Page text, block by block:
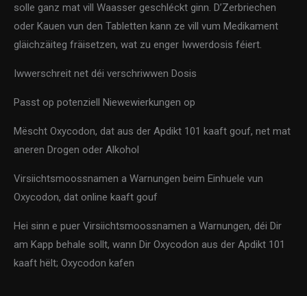
solle ganz mat vill Waasser geschléckt ginn. D’Zerbriechen
oder Kauen vun den Tabletten kann ze vill vum Medikament
gläichzäiteg fräisetzen, wat zu enger Iwwerdosis féiert.
Iwwerschreit net déi verschriwwen Dosis
Passt op potenziell Niewewierkungen op
Mëscht Oxycodon, dat aus der Apdikt 101 kaaft gouf, net mat
aneren Drogen oder Alkohol
Virsiichtsmoossnamen a Warnungen beim Einhuele vun
Oxycodon, dat online kaaft gouf
Hei sinn e puer Virsiichtsmoossnamen a Warnungen, déi Dir
am Kapp behale sollt, wann Dir Oxycodon aus der Apdikt 101
kaaft hëlt; Oxycodon kafen